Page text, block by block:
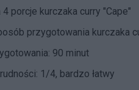
4 porcje kurczaka curry "Cape"
przygotowania kurczaka
90 minut
1/4, bardzo łatwy